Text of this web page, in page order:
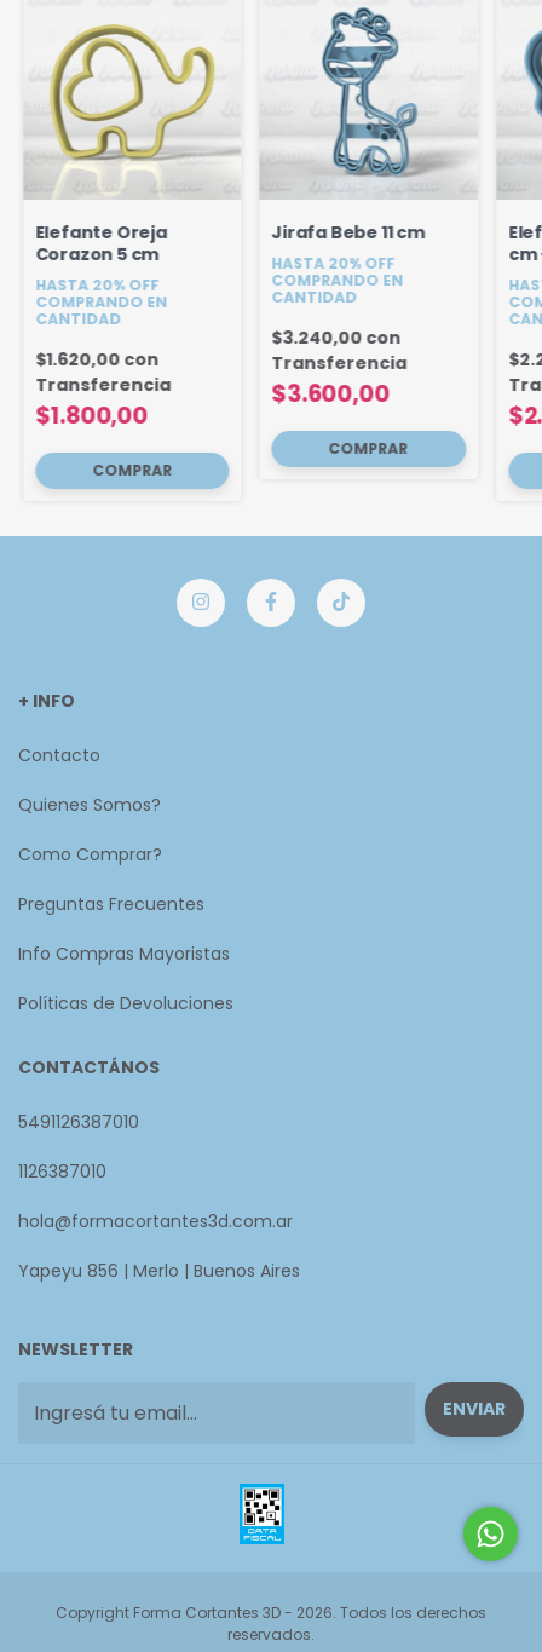
Elefante Oreja
Corazon 5 cm
HASTA 20% OFF
COMPRANDO EN
CANTIDAD
$1.800,00
$1.620,00 con
Transferencia
Jirafa Bebe 11 cm
HASTA 20% OFF
COMPRANDO EN
CANTIDAD
$3.600,00
$3.240,00 con
Transferencia
cm
+ INFO
Contacto
Quienes Somos?
Como Comprar?
Preguntas Frecuentes
Info Compras Mayoristas
Políticas de Devoluciones
CONTACTÁNOS
5491126387010
1126387010
hola@formacortantes3d.com.ar
Yapeyu 856 | Merlo | Buenos Aires
NEWSLETTER
Copyright Forma Cortantes 3D - 2026. Todos los derechos
reservados.